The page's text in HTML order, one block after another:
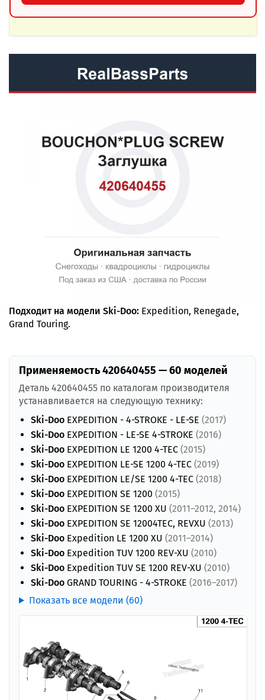
Подходит на модели Ski-Doo: Expedition, Renegade,
Grand Touring.
Применяемость 420640455 — 60 моделей
Деталь 420640455 по каталогам производителя
устанавливается на следующую технику:
Ski-Doo EXPEDITION - 4-STROKE - LE-SE (2017)
Ski-Doo EXPEDITION - LE-SE 4-STROKE (2016)
Ski-Doo EXPEDITION LE 1200 4-TEC (2015)
Ski-Doo EXPEDITION LE-SE 1200 4-TEC (2019)
Ski-Doo EXPEDITION LE/SE 1200 4-TEC (2018)
Ski-Doo EXPEDITION SE 1200 (2015)
Ski-Doo EXPEDITION SE 1200 XU (2011–2012, 2014)
Ski-Doo EXPEDITION SE 12004TEC, REVXU (2013)
Ski-Doo Expedition LE 1200 XU (2011–2014)
Ski-Doo Expedition TUV 1200 REV-XU (2010)
Ski-Doo Expedition TUV SE 1200 REV-XU (2010)
Ski-Doo GRAND TOURING - 4-STROKE (2016–2017)
Показать все модели (60)